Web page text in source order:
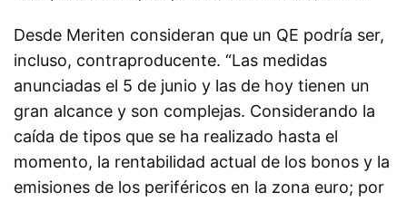
Desde Meriten consideran que un QE podría ser,
incluso, contraproducente. “Las medidas
anunciadas el 5 de junio y las de hoy tienen un
gran alcance y son complejas. Considerando la
caída de tipos que se ha realizado hasta el
momento, la rentabilidad actual de los bonos y la
emisiones de los periféricos en la zona euro; por